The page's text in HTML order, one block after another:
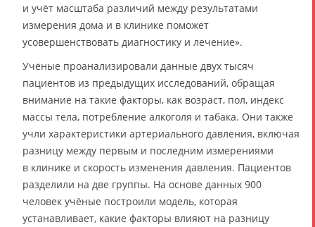
и учёт масштаба различий между результатами
измерения дома и в клинике поможет
усовершенствовать диагностику и лечение».
Учёные проанализировали данные двух тысяч
пациентов из предыдущих исследований, обращая
внимание на такие факторы, как возраст, пол, индекс
массы тела, потребление алкоголя и табака. Они также
учли характеристики артериального давления, включая
разницу между первым и последним измерениями
в клинике и скорость изменения давления. Пациентов
разделили на две группы. На основе данных 900
человек учёные построили модель, которая
устанавливает, какие факторы влияют на разницу